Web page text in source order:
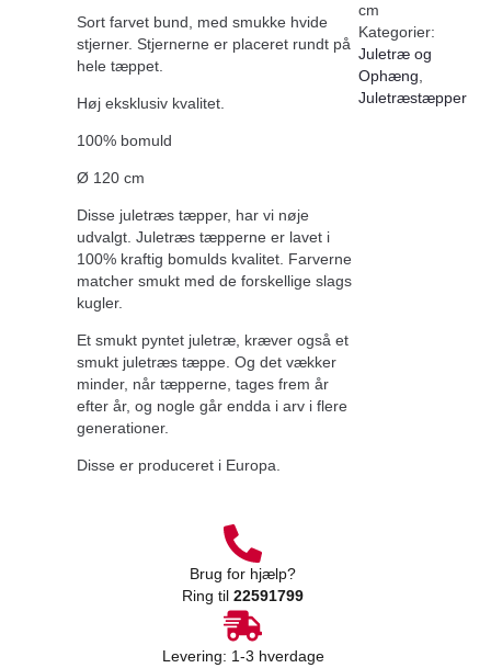
Brug for hjælp?
Ring til 22591799
Levering: 1-3 hverdage
Sort farvet bund, med smukke hvide
stjerner. Stjernerne er placeret rundt på
hele tæppet.
Høj eksklusiv kvalitet.
100% bomuld
Ø 120 cm
Disse juletræs tæpper, har vi nøje
udvalgt. Juletræs tæpperne er lavet i
100% kraftig bomulds kvalitet. Farverne
matcher smukt med de forskellige slags
kugler.
Et smukt pyntet juletræ, kræver også et
smukt juletræs tæppe. Og det vækker
minder, når tæpperne, tages frem år
efter år, og nogle går endda i arv i flere
generationer.
Disse er produceret i Europa.
cm
Kategorier:
Juletræ og
Ophæng
Juletræstæpper